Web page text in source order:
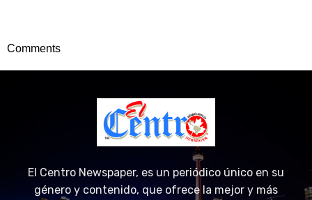
Comments
El Centro Newspaper, es un periódico único en su
género y contenido, que ofrece la mejor y más